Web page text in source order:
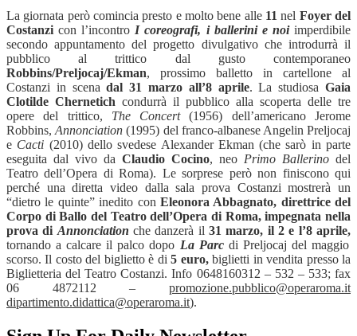
La giornata però comincia presto e molto bene alle 11 nel Foyer del
Costanzi con l’incontro I coreografi, i ballerini e noiimperdibile
secondo appuntamento del progetto divulgativo che introdurrà il
pubblico al trittico dal gusto contemporaneo
Robbins/Preljocaj/Ekman, prossimo balletto in cartellone al
Costanzi in scenadal 31 marzo all’8 aprile. La studiosaGaia
Clotilde Chernetich condurrà il pubblico alla scoperta delle tre
opere del trittico,
The Concert(1956) dell’americano Jerome
Robbins,Annonciation(1995) del franco-albanese Angelin Preljocaj
e Cacti (2010) dello svedese Alexander Ekman (che sarò in parte
eseguita dal vivo da Claudio Cocino, neo Primo Ballerino del
Teatro dell’Opera di Roma). Le sorprese però non finiscono qui
perché una diretta video dalla sala prova Costanzi mostrerà un
“dietro le quinte” inedito con Eleonora Abbagnato, direttrice del
Corpo di Ballo del Teatro dell’Opera di Roma, impegnata nella
prova di Annonciationche danzerà il 31 marzo, il 2 e l’8 aprile,
tornando a calcare il palco dopo La Parc di Preljocaj del maggio
scorso. Il costo del biglietto è di5 euro,biglietti in vendita presso la
Biglietteria del Teatro Costanzi. Info 0648160312 – 532 – 533; fax
06 4872112 – promozione.pubblico@operaroma.it
dipartimento.didattica@operaroma.it).